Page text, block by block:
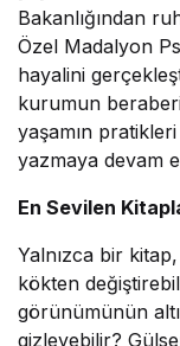
Bakanlığından
Özel Madalyon
hayalini
kurumun
yaşamın
yazmaya devam
En Sevilen
Yalnızca bir kitap,
kökten
görünümünün
gizleyebilir?